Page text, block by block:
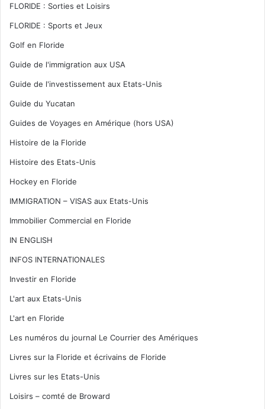
FLORIDE : Sorties et Loisirs
FLORIDE : Sports et Jeux
Golf en Floride
Guide de l'immigration aux USA
Guide de l'investissement aux Etats-Unis
Guide du Yucatan
Guides de Voyages en Amérique (hors USA)
Histoire de la Floride
Histoire des Etats-Unis
Hockey en Floride
IMMIGRATION – VISAS aux Etats-Unis
Immobilier Commercial en Floride
IN ENGLISH
INFOS INTERNATIONALES
Investir en Floride
L'art aux Etats-Unis
L'art en Floride
Les numéros du journal Le Courrier des Amériques
Livres sur la Floride et écrivains de Floride
Livres sur les Etats-Unis
Loisirs – comté de Broward